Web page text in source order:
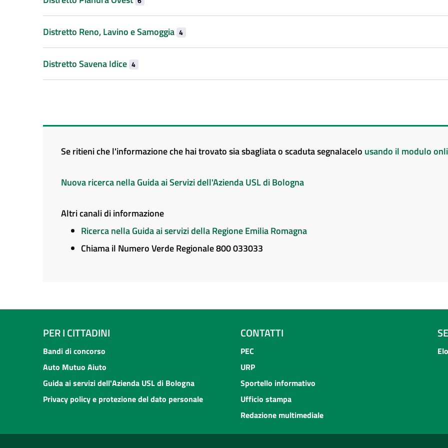
Distretto Reno, Lavino e Samoggia 4
Distretto Savena Idice 4
Se ritieni che l'informazione che hai trovato sia sbagliata o scaduta segnalacelo usando il modulo
Nuova ricerca nella Guida ai Servizi dell'Azienda USL di Bologna
Altri canali di informazione
Ricerca nella Guida ai servizi della Regione Emilia Romagna
Chiama il Numero Verde Regionale 800 033033
PER I CITTADINI
Bandi di concorso
Auto Mutuo Aiuto
Guida ai servizi dell'Azienda USL di Bologna
Privacy policy e protezione del dato personale
CONTATTI
PEC
URP
Sportello informativo
Ufficio stampa
Redazione multimediale